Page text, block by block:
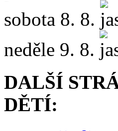
sobota 8. 8.
neděle 9. 8.
DALŠÍ
DĚTÍ: